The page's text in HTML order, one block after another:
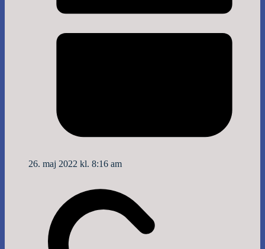
26. maj 2022 kl. 8:16 am